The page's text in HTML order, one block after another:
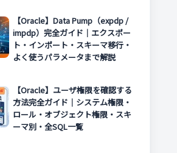
【Oracle】Data Pump（expdp /
impdp）完全ガイド｜エクスポー
ト・インポート・スキーマ移行・
よく使うパラメータまで解説
【Oracle】ユーザ権限を確認する
方法完全ガイド｜システム権限・
ロール・オブジェクト権限・スキ
ーマ別・全SQL一覧